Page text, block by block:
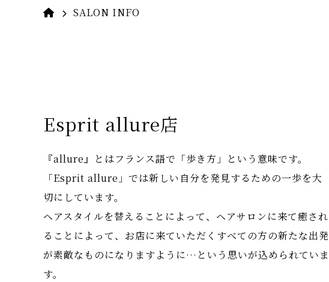
SALON INFO
Esprit allure店
『allure』とはフランス語で「歩き方」という意味です。
「Esprit allure」では新しい自分を発見するための一歩を大
切にしています。
ヘアスタイルを替えることによって、ヘアサロンに来て癒され
ることによって、お店に来ていただくすべての方の新たな出発
が素敵なものになりますように…という思いが込められていま
す。